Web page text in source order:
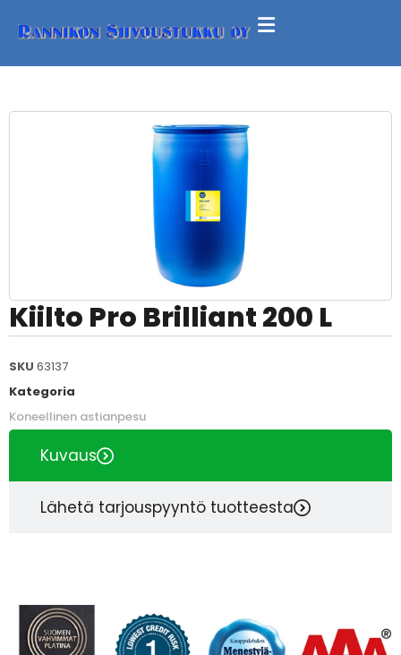
Kiilto Pro Brilliant 200 L
SKU 63137
Kategoria
Koneellinen astianpesu
Kuvaus
Lähetä tarjouspyyntö tuotteesta